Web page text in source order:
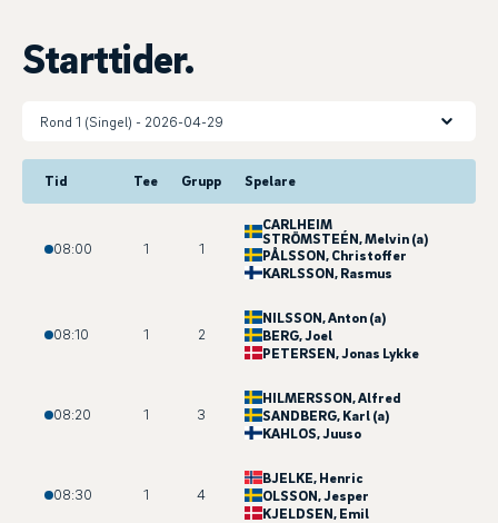
Starttider.
Tid Tee Grupp Spelare
08:00 1 1
CARLHEIM
STRÖMSTEÉN, Melvin (a)
PÅLSSON, Christoffer
KARLSSON, Rasmus
08:10 1 2
NILSSON, Anton (a)
BERG, Joel
PETERSEN, Jonas Lykke
08:20 1 3
HILMERSSON, Alfred
SANDBERG, Karl (a)
KAHLOS, Juuso
08:30 1 4
BJELKE, Henric
OLSSON, Jesper
KJELDSEN, Emil